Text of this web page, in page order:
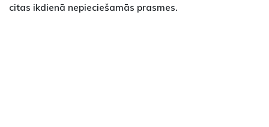
citas ikdienā nepieciešamās prasmes.